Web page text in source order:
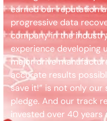
earned our reputation
progressive data
company in the
experience developing
major drive
accurate results
save it!” is not only our
pledge. And our track
invested over 40 years